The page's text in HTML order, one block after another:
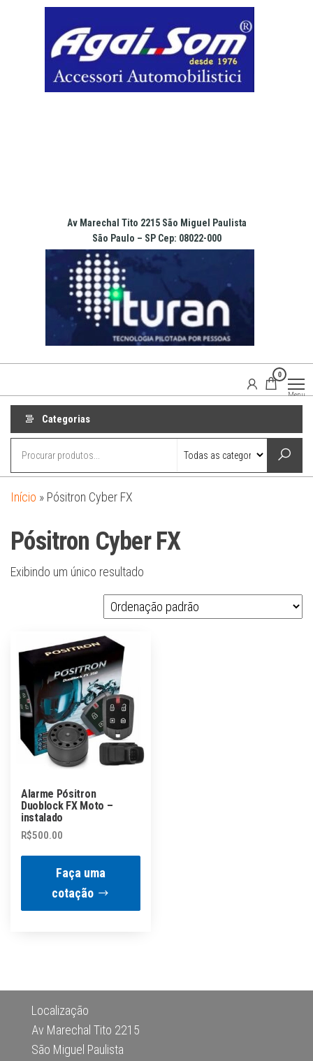
Av Marechal Tito 2215 São Miguel Paulista
São Paulo – SP Cep: 08022-000
0
Menu
Categorias
Início » Pósitron Cyber FX
Pósitron Cyber FX
Exibindo um único resultado
Alarme Pósitron
Duoblock FX Moto –
instalado
R$500.00
Faça uma
cotação
Localização
Av Marechal Tito 2215
São Miguel Paulista